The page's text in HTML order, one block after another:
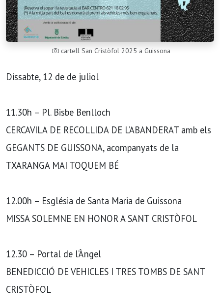
cartell San Cristòfol 2025 a Guissona
Dissabte, 12 de de juliol
11.30h – Pl. Bisbe Benlloch
CERCAVILA DE RECOLLIDA DE L’ABANDERAT amb els
GEGANTS DE GUISSONA, acompanyats de la
TXARANGA MAI TOQUEM BÉ
12.00h – Església de Santa Maria de Guissona
MISSA SOLEMNE EN HONOR A SANT CRISTÒFOL
12.30 – Portal de l’Àngel
BENEDICCIÓ DE VEHICLES I TRES TOMBS DE SANT
CRISTÒFOL